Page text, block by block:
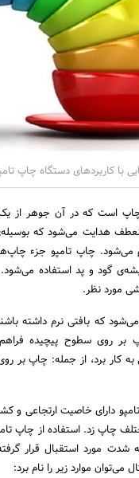
با کاربردهای دستگاه چاپ
چاپ است که در آن جوهر از
هدایت می‌شود که
چاپ تامپو جزء
گود و پد استفاده می‌شود.
مورد نظر.
که بافتی نرم داشته
روی سطوح پیچیده فراهم
به کار برد، از جمله: چاپ بر
دارای خاصیت ارتجاعی
چاپ زد. استفاده از چاپ
مورد استقبال قرار
موارد زیر را نام برد: